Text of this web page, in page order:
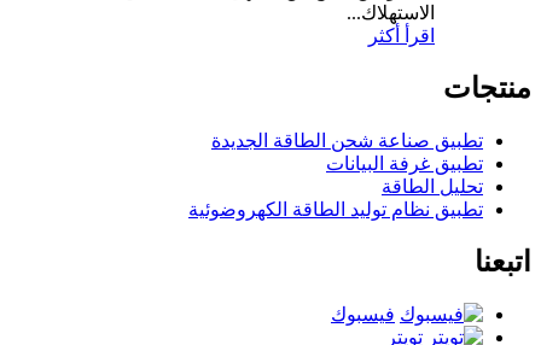
الاستهلاك...
اقرأ أكثر
منتجات
تطبيق صناعة شحن الطاقة الجديدة
تطبيق غرفة البيانات
تحليل الطاقة
تطبيق نظام توليد الطاقة الكهروضوئية
اتبعنا
فيسبوك
تويتر